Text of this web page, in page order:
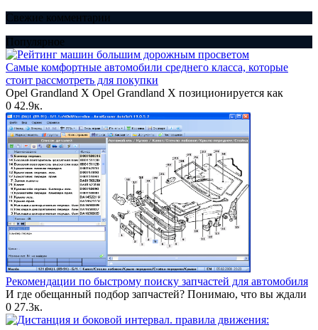
Свежие комментарии
Популярное
Самые комфортные автомобили среднего класса, которые
стоит рассмотреть для покупки
Opel Grandland X Opel Grandland X позиционируется как
0 42.9к.
Рекомендации по быстрому поиску запчастей для автомобиля
И где обещанный подбор запчастей? Понимаю, что вы ждали
0 27.3к.